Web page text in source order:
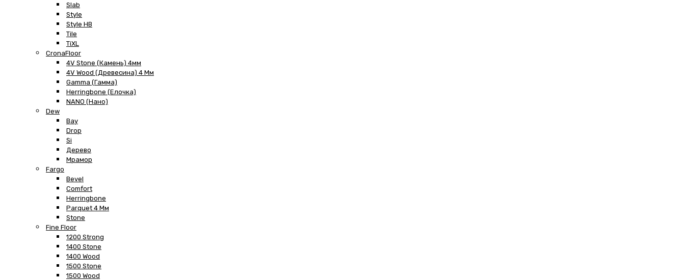
Slab
Style
Style HB
Tile
TiXL
CronaFloor
4V Stone (Камень) 4мм
4V Wood (Древесина) 4 Мм
Gamma (Гамма)
Herringbone (Елочка)
NANO (Нано)
Dew
Bay
Drop
Si
Дерево
Мрамор
Fargo
Bevel
Comfort
Herringbone
Parquet 4 Мм
Stone
Fine Floor
1200 Strong
1400 Stone
1400 Wood
1500 Stone
1500 Wood